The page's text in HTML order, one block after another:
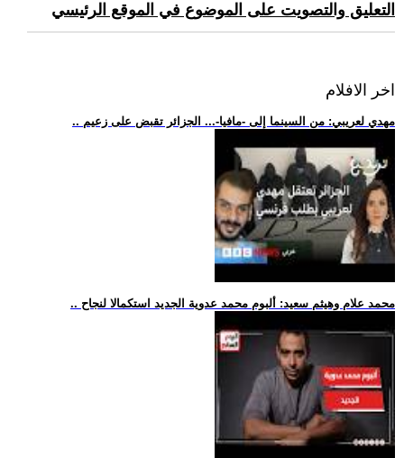
التعليق والتصويت على الموضوع في الموقع الرئيسي
اخر الافلام
.. مهدي لعريبي: من السينما إلى -مافيا-... الجزائر تقبض على زعيم
.. محمد علام وهيثم سعيد: ألبوم محمد عدوية الجديد استكمالا لنجاح